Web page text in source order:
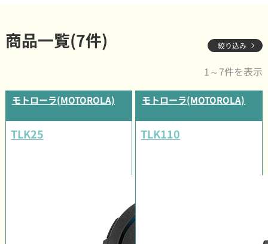
商品一覧(7件) 絞り込み
1～7件を表示
モトローラ(MOTOROLA)
TLK25
モトローラ(MOTOROLA)
TLK110